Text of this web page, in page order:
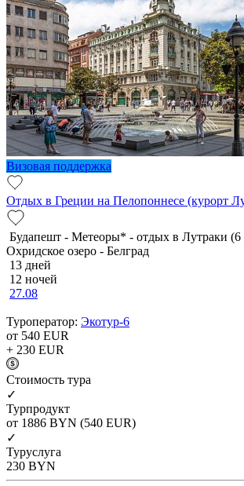
Визовая поддержка
Отдых в Греции на Пелопоннесе (курорт
Будапешт - Метеоры* - отдых в Лутраки
Охридское озеро - Белград
13 дней
12 ночей
27.08
Туроператор: Экотур-6
от 540 EUR
+ 230 EUR
Cтоимость тура
✓
Турпродукт
от 1886 BYN (540 EUR)
✓
Туруслуга
230 BYN